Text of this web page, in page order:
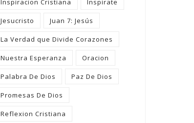
Inspiracion Cristiana Inspirate
Jesucristo Juan 7: Jesús
La Verdad que Divide Corazones
Nuestra Esperanza Oracion
Palabra De Dios Paz De Dios
Promesas De Dios
Reflexion Cristiana